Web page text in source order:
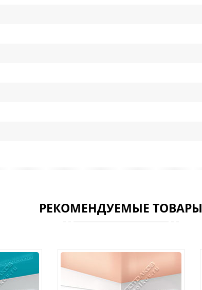
РЕКОМЕНДУЕМЫЕ ТОВАРЫ